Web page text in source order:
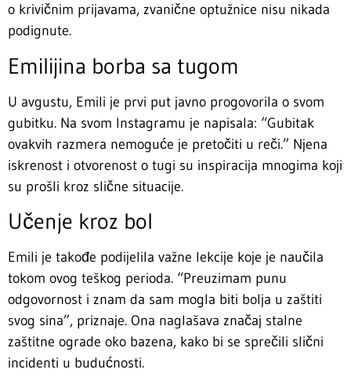
o krivičnim prijavama, zvanične optužnice nisu nikada
podignute.
Emilijina borba sa tugom
U avgustu, Emili je prvi put javno progovorila o svom
gubitku. Na svom Instagramu je napisala: “Gubitak
ovakvih razmera nemoguće je pretočiti u reči.” Njena
iskrenost i otvorenost o tugi su inspiracija mnogima koji
su prošli kroz slične situacije.
Učenje kroz bol
Emili je takođe podijelila važne lekcije koje je naučila
tokom ovog teškog perioda. “Preuzimam punu
odgovornost i znam da sam mogla biti bolja u zaštiti
svog sina”, priznaje. Ona naglašava značaj stalne
zaštitne ograde oko bazena, kako bi se sprečili slični
incidenti u budućnosti.